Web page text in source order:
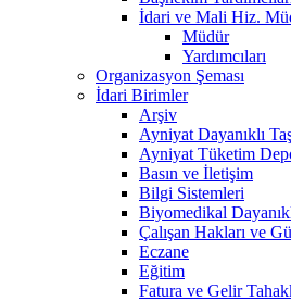
İdari ve Mali Hiz.
Müdür
Yardımcıları
Organizasyon Şeması
İdari Birimler
Arşiv
Ayniyat Dayanıklı
Ayniyat Tüketim
Basın ve İletişim
Bilgi Sistemleri
Biyomedikal
Çalışan Hakları ve
Eczane
Eğitim
Fatura ve Gelir